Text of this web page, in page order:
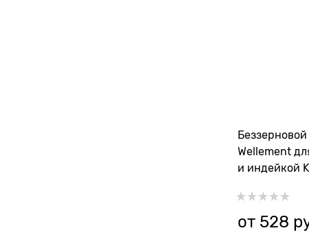
Wellement
и индейкой
от 528